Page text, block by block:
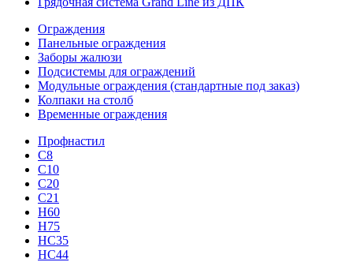
Ограждения
Панельные ограждения
Заборы жалюзи
Подсистемы для ограждений
Модульные ограждения (стандартные под заказ)
Колпаки на столб
Временные ограждения
Профнастил
С8
С10
С20
С21
H60
H75
HС35
НС44